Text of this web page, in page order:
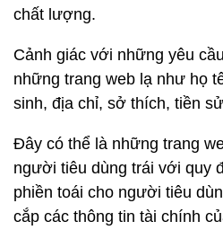
chất lượng.
Cảnh giác với những yêu
những trang web lạ như họ
sinh, địa chỉ, sở thích, tiền
Đây có thể là những trang
người tiêu dùng trái với quy
phiền toái cho người tiêu
cắp các thông tin tài chính